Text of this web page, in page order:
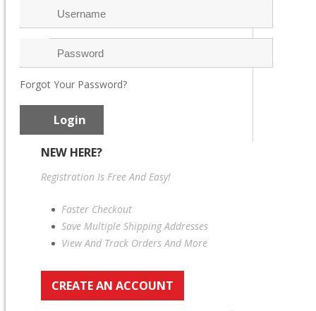
Forgot Your Password?
NEW HERE?
Registration Is Free And Easy!
Faster Checkout
Save Multiple Shipping Addresses
View And Track Orders And More
CREATE AN ACCOUNT